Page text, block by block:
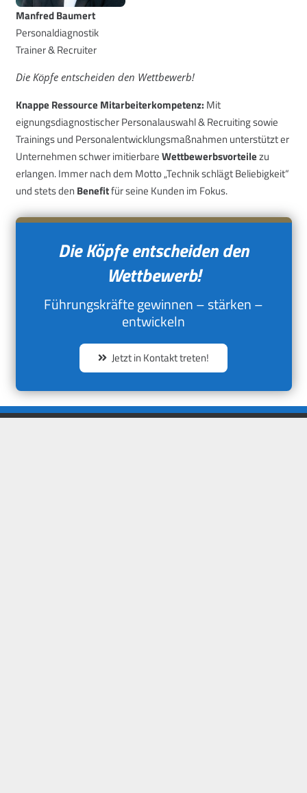
Manfred Baumert
Personaldiagnostik
Trainer & Recruiter
Die Köpfe entscheiden den Wettbewerb!
Knappe Ressource Mitarbeiterkompetenz: Mit
eignungsdiagnostischer Personalauswahl & Recruiting sowie
Trainings und Personalentwicklungsmaßnahmen unterstützt er
Unternehmen schwer imitierbareWettbewerbsvorteilezu
erlangen. Immer nach dem Motto „Technik schlägt Beliebigkeit“
und stets den Benefitfür seine Kunden im Fokus.
Die Köpfe entscheiden den
Wettbewerb!
Führungskräfte gewinnen – stärken –
entwickeln
Jetzt in Kontakt treten!